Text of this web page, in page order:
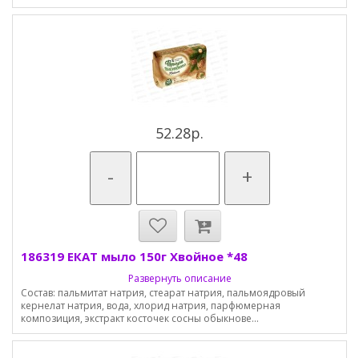
52.28р.
- +
186319 ЕКАТ мыло 150г Хвойное *48
Развернуть описание
Состав: пальмитат натрия, стеарат натрия, пальмоядровый
кернелат натрия, вода, хлорид натрия, парфюмерная
композиция, экстракт косточек сосны обыкнове...